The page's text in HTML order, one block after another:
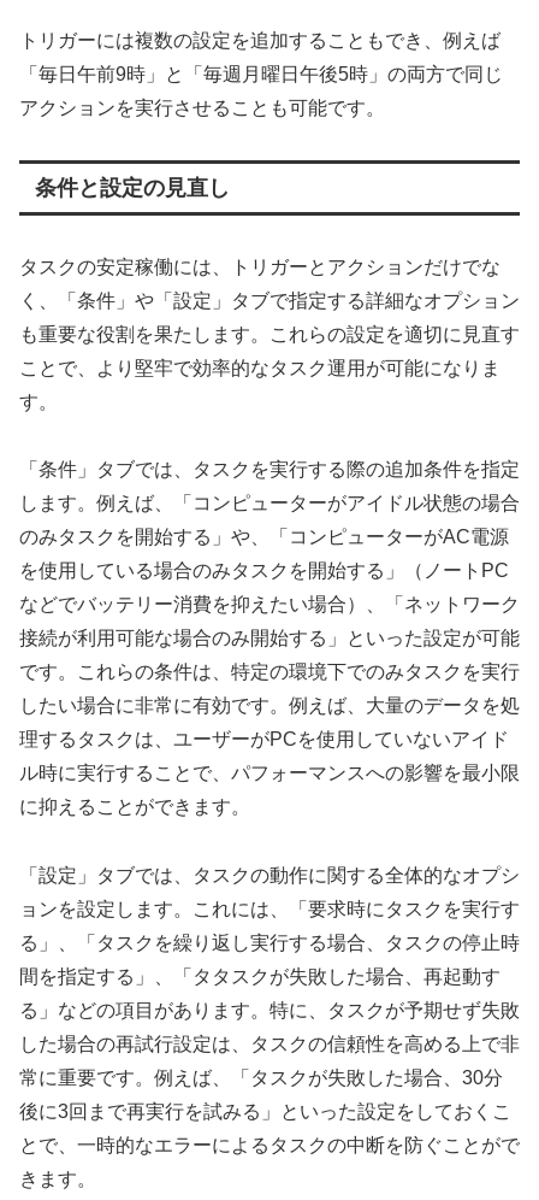
トリガーには複数の設定を追加することもでき、例えば
「毎日午前9時」と「毎週月曜日午後5時」の両方で同じ
アクションを実行させることも可能です。
条件と設定の見直し
タスクの安定稼働には、トリガーとアクションだけでな
く、「条件」や「設定」タブで指定する詳細なオプション
も重要な役割を果たします。これらの設定を適切に見直す
ことで、より堅牢で効率的なタスク運用が可能になりま
す。
「条件」タブでは、タスクを実行する際の追加条件を指定
します。例えば、「コンピューターがアイドル状態の場合
のみタスクを開始する」や、「コンピューターがAC電源
を使用している場合のみタスクを開始する」（ノートPC
などでバッテリー消費を抑えたい場合）、「ネットワーク
接続が利用可能な場合のみ開始する」といった設定が可能
です。これらの条件は、特定の環境下でのみタスクを実行
したい場合に非常に有効です。例えば、大量のデータを処
理するタスクは、ユーザーがPCを使用していないアイド
ル時に実行することで、パフォーマンスへの影響を最小限
に抑えることができます。
「設定」タブでは、タスクの動作に関する全体的なオプシ
ョンを設定します。これには、「要求時にタスクを実行す
る」、「タスクを繰り返し実行する場合、タスクの停止時
間を指定する」、「タタスクが失敗した場合、再起動す
る」などの項目があります。特に、タスクが予期せず失敗
した場合の再試行設定は、タスクの信頼性を高める上で非
常に重要です。例えば、「タスクが失敗した場合、30分
後に3回まで再実行を試みる」といった設定をしておくこ
とで、一時的なエラーによるタスクの中断を防ぐことがで
きます。